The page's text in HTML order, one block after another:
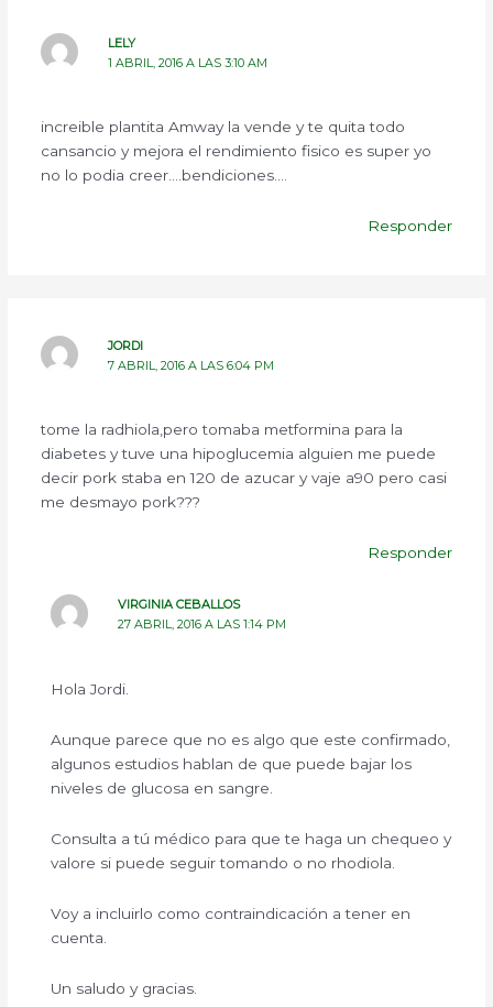
LELY
1 ABRIL, 2016 A LAS 3:10 AM
increible plantita Amway la vende y te quita todo
cansancio y mejora el rendimiento fisico es super yo
no lo podia creer….bendiciones….
Responder
JORDI
7 ABRIL, 2016 A LAS 6:04 PM
tome la radhiola,pero tomaba metformina para la
diabetes y tuve una hipoglucemia alguien me puede
decir pork staba en 120 de azucar y vaje a90 pero casi
me desmayo pork???
Responder
VIRGINIA CEBALLOS
27 ABRIL, 2016 A LAS 1:14 PM
Hola Jordi.
Aunque parece que no es algo que este confirmado,
algunos estudios hablan de que puede bajar los
niveles de glucosa en sangre.
Consulta a tú médico para que te haga un chequeo y
valore si puede seguir tomando o no rhodiola.
Voy a incluirlo como contraindicación a tener en
cuenta.
Un saludo y gracias.